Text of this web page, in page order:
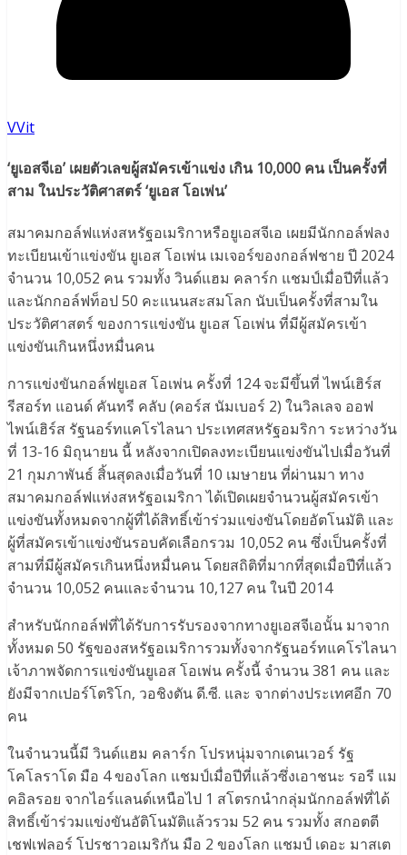
VVit
‘ยูเอสจีเอ’ เผยตัวเลขผู้สมัครเข้าแข่ง เกิน 10,000 คน เป็นครั้งที่
สาม ในประวัติศาสตร์ ‘ยูเอส โอเพ่น’
สมาคมกอล์ฟแห่งสหรัฐอเมริกาหรือยูเอสจีเอ เผยมีนักกอล์ฟลง
ทะเบียนเข้าแข่งขัน ยูเอส โอเพ่น เมเจอร์ของกอล์ฟชาย ปี 2024
จำนวน 10,052 คน รวมทั้ง วินด์แฮม คลาร์ก แชมป์เมื่อปีที่แล้ว
และนักกอล์ฟท็อป 50 คะแนนสะสมโลก นับเป็นครั้งที่สามใน
ประวัติศาสตร์ ของการแข่งขัน ยูเอส โอเพ่น ที่มีผู้สมัครเข้า
แข่งขันเกินหนึ่งหมื่นคน
การแข่งขันกอล์ฟยูเอส โอเพ่น ครั้งที่ 124 จะมีขึ้นที่ ไพน์เฮิร์ส
รีสอร์ท แอนด์ คันทรี คลับ (คอร์ส นัมเบอร์ 2) ในวิลเลจ ออฟ
ไพน์เฮิร์ส รัฐนอร์ทแคโรไลนา ประเทศสหรัฐอมริกา ระหว่างวัน
ที่ 13-16 มิถุนายน นี้ หลังจากเปิดลงทะเบียนแข่งขันไปเมื่อวันที่
21 กุมภาพันธ์ สิ้นสุดลงเมื่อวันที่ 10 เมษายน ที่ผ่านมา ทาง
สมาคมกอล์ฟแห่งสหรัฐอเมริกา ได้เปิดเผยจำนวนผู้สมัครเข้า
แข่งขันทั้งหมดจากผู้ที่ได้สิทธิ์เข้าร่วมแข่งขันโดยอัตโนมัติ และ
ผู้ที่สมัครเข้าแข่งขันรอบคัดเลือกรวม 10,052 คน ซึ่งเป็นครั้งที่
สามที่มีผู้สมัครเกินหนึ่งหมื่นคน โดยสถิติที่มากที่สุดเมื่อปีที่แล้ว
จำนวน 10,052 คนและจำนวน 10,127 คน ในปี 2014
สำหรับนักกอล์ฟที่ได้รับการรับรองจากทางยูเอสจีเอนั้น มาจาก
ทั้งหมด 50 รัฐของสหรัฐอเมริการวมทั้งจากรัฐนอร์ทแคโรไลนา
เจ้าภาพจัดการแข่งขันยูเอส โอเพ่น ครั้งนี้ จำนวน 381 คน และ
ยังมีจากเปอร์โตริโก, วอชิงตัน ดี.ซี. และ จากต่างประเทศอีก 70
คน
ในจำนวนนี้มี วินด์แฮม คลาร์ก โปรหนุ่มจากเดนเวอร์ รัฐ
โคโลราโด มือ 4 ของโลก แชมป์เมื่อปีที่แล้วซึ่งเอาชนะ รอรี แม
คอิลรอย จากไอร์แลนด์เหนือไป 1 สโตรกนำกลุ่มนักกอล์ฟที่ได้
สิทธิ์เข้าร่วมแข่งขันอัติโนมัติแล้วรวม 52 คน รวมทั้ง สกอตตี
เชฟเฟลอร์ โปรชาวอเมริกัน มือ 2 ของโลก แชมป์ เดอะ มาสเต